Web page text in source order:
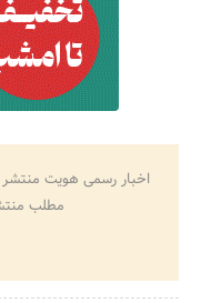
اخبار رسمی هویت
مطلب